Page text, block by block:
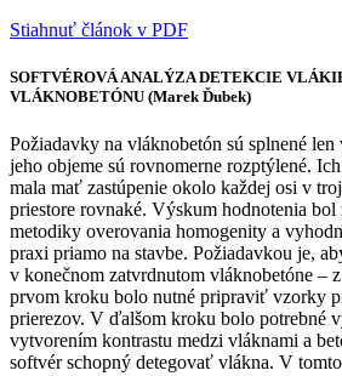
Stiahnuť článok v PDF
SOFTVÉROVÁ ANALÝZA DETEKCIE
VLÁKNOBETÓNU (Marek Ďubek)
Požiadavky na vláknobetón sú splnené
jeho objeme sú rovnomerne rozptýlené.
mala mať zastúpenie okolo každej osi v
priestore rovnaké. Výskum hodnotenia bol
metodiky overovania homogenity a
praxi priamo na stavbe. Požiadavkou je,
v konečnom zatvrdnutom vláknobetóne –
prvom kroku bolo nutné pripraviť vzorky
prierezov. V ďalšom kroku bolo potrebné
vytvorením kontrastu medzi vláknami a
softvér schopný detegovať vlákna. V